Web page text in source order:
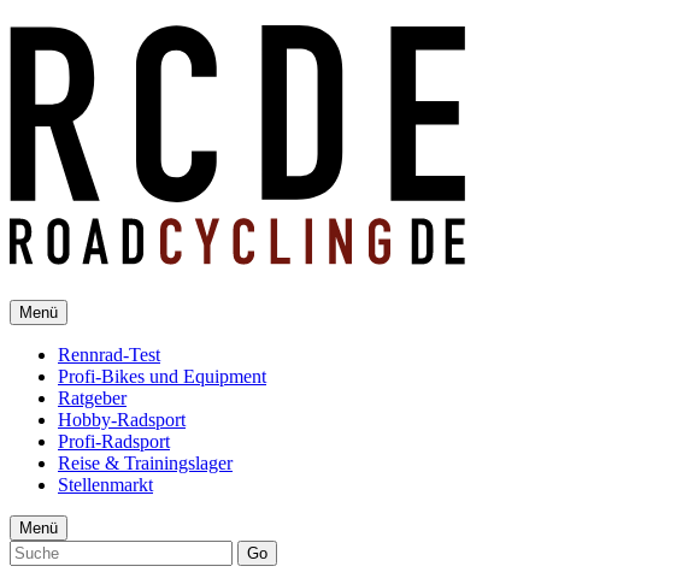
Menü
Rennrad-Test
Profi-Bikes und Equipment
Ratgeber
Hobby-Radsport
Profi-Radsport
Reise & Trainingslager
Stellenmarkt
Menü
Go